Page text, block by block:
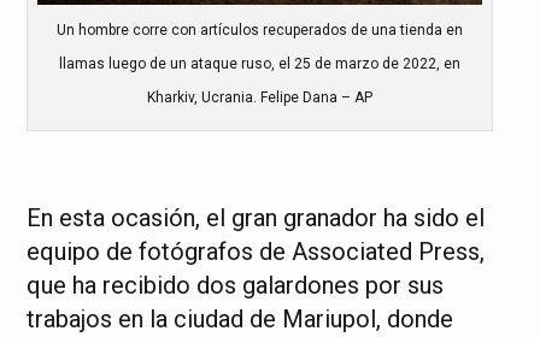
Un hombre corre con artículos recuperados de una tienda en
llamas luego de un ataque ruso, el 25 de marzo de 2022, en
Kharkiv, Ucrania. Felipe Dana – AP
En esta ocasión, el gran granador ha sido el
equipo de fotógrafos de Associated Press,
que ha recibido dos galardones por sus
trabajos en la ciudad de Mariupol, donde